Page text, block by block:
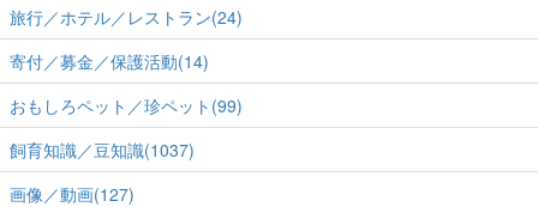
旅行／ホテル／レストラン(24)
寄付／募金／保護活動(14)
おもしろペット／珍ペット(99)
飼育知識／豆知識(1037)
画像／動画(127)